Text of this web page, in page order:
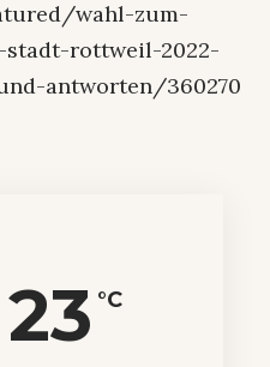
wahl-zum-
stadt-rottweil-2022-
antworten/360270
23 °C